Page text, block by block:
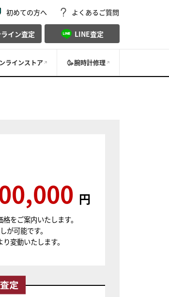
初めての方へ よくあるご質問
イン査定 LINE査定
ラインストア 腕時計修理
円
をご案内いたします。
が可能です。
変動いたします。